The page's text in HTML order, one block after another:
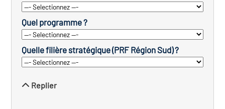
Quel programme ?
Quelle filière stratégique (PRF Région Sud) ?
Replier